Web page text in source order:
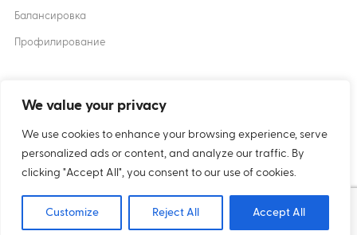
We value your privacy
We use cookies to enhance your browsing experience, serve
personalized ads or content, and analyze our traffic. By
clicking "Accept All", you consent to our use of cookies.
Customize Reject All Accept All
Балансировка
Профилирование
Печенье
политика